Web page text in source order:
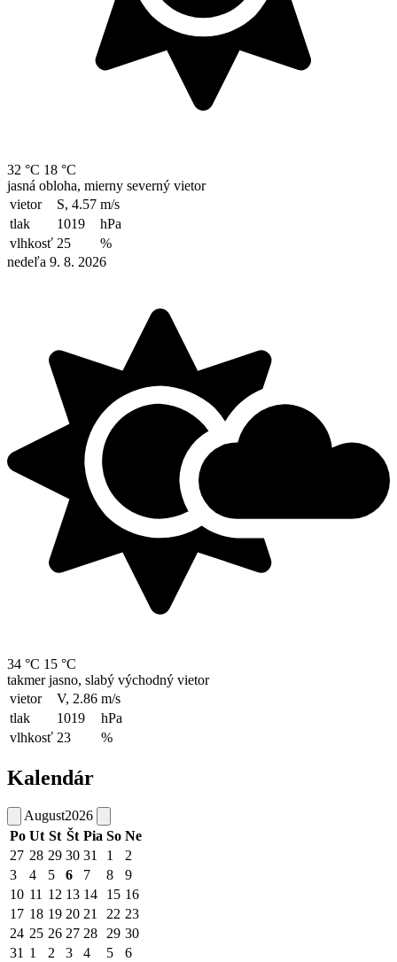
32 °C 18 °C
jasná obloha, mierny severný vietor
vietor
S, 4.57 m/s
tlak
1019
hPa
vlhkosť 25
%
nedeľa 9. 8. 2026
34 °C 15 °C
takmer jasno, slabý východný vietor
vietor
V, 2.86 m/s
tlak
1019
hPa
vlhkosť 23 %
Kalendár
August2026
Po Ut St Št Pia So Ne
27 28 29 30 31 1
2
3
4 5 6 7 8
9
10 11 12 13 14 15 16
17 18 19 20 21 22 23
24 25 26 27 28 29 30
31 1 2 3 4 5 6